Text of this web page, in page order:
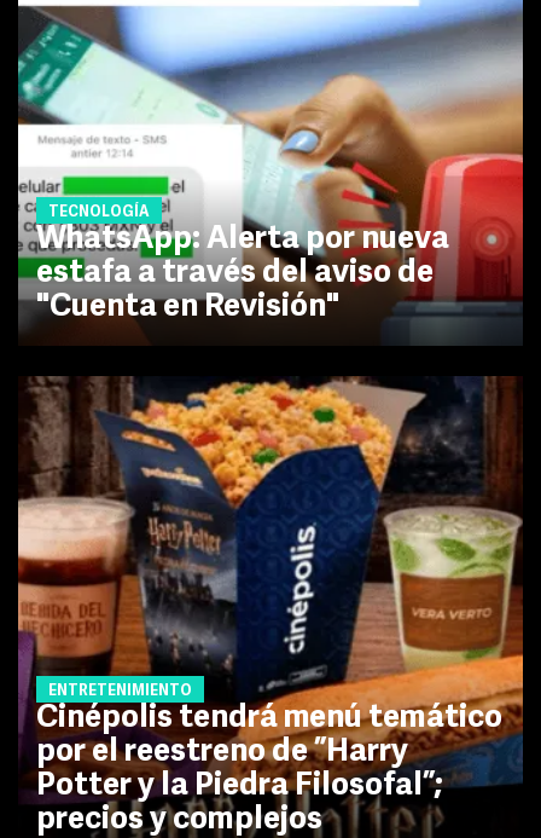
TECNOLOGÍA
WhatsApp: Alerta por nueva
estafa a través del aviso de
"Cuenta en Revisión"
ENTRETENIMIENTO
Cinépolis tendrá menú temático
por el reestreno de ”Harry
Potter y la Piedra Filosofal”;
precios y complejos